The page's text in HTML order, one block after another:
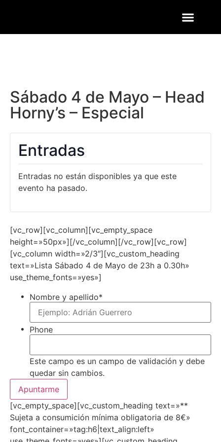
Sábado 4 de Mayo – Head
Horny’s – Especial
Entradas
Entradas no están disponibles ya que este
evento ha pasado.
[vc_row][vc_column][vc_empty_space
height=»50px»][/vc_column][/vc_row][vc_row]
[vc_column width=»2/3″][vc_custom_heading
text=»Lista Sábado 4 de Mayo de 23h a 0.30h»
use_theme_fonts=»yes»]
Nombre y apellido*
Phone
Este campo es un campo de validación y debe
quedar sin cambios.
[vc_empty_space][vc_custom_heading text=»**
Sujeta a consumición mínima obligatoria de 8€»
font_container=»tag:h6|text_align:left»